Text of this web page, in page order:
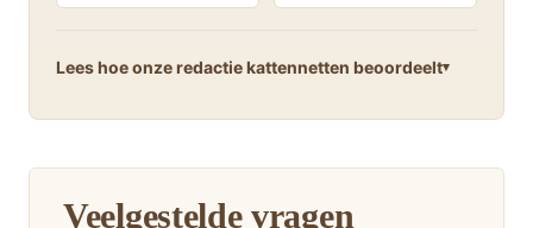
Lees hoe onze redactie kattennetten beoordeelt
Veelgestelde vragen